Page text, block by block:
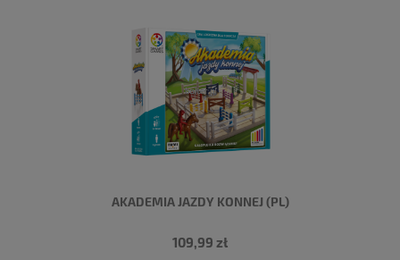
AKADEMIA JAZDY KONNEJ (PL)
109,99 zł